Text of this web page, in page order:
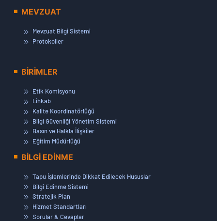
MEVZUAT
Mevzuat Bilgi Sistemi
Protokoller
BİRİMLER
Etik Komisyonu
Lihkab
Kalite Koordinatörlüğü
Bilgi Güvenliği Yönetim Sistemi
Basın ve Halkla İlişkiler
Eğitim Müdürlüğü
BİLGİ EDİNME
Tapu İşlemlerinde Dikkat Edilecek Hususlar
Bilgi Edinme Sistemi
Stratejik Plan
Hizmet Standartları
Sorular & Cevaplar